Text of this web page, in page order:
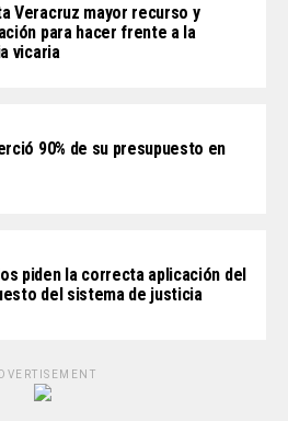
Veracruz mayor recurso y
para hacer frente a la
vicaria
90% de su presupuesto en
piden la correcta aplicación del
del sistema de justicia